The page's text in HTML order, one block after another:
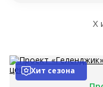
Хит сезона